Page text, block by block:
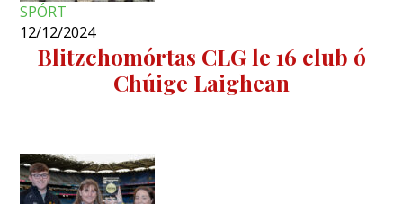
SPÓRT
12/12/2024
Blitzchomórtas CLG le 16 club ó
Chúige Laighean